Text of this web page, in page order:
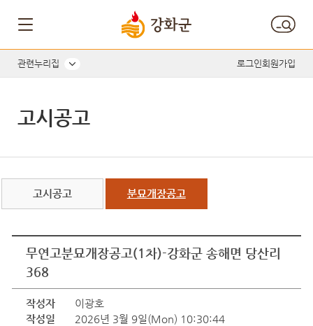
관련누리집 로그인회원가입
고시공고
고시공고 분묘개장공고
무연고분묘개장공고(1차)-강화군 송해면 당산리
368
작성자
이광호
작성일
2026년 3월 9일(Mon) 10:30:44